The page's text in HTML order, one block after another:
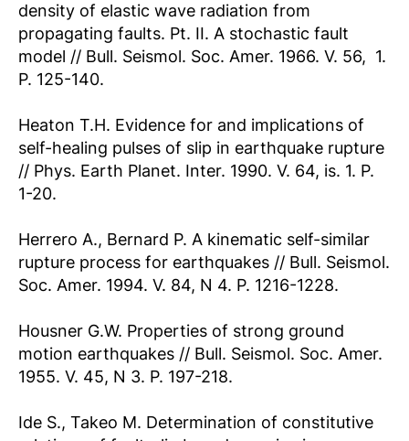
density of elastic wave radiation from
propagating faults. Pt. II. A stochastic fault
model // Bull. Seismol. Soc. Amer. 1966. V. 56,  1.
P. 125-140.
Heaton T.H. Evidence for and implications of
self-healing pulses of slip in earthquake rupture
// Phys. Earth Planet. Inter. 1990. V. 64, is. 1. P.
1-20.
Herrero A., Bernard P. A kinematic self-similar
rupture process for earthquakes // Bull. Seismol.
Soc. Amer. 1994. V. 84, N 4. P. 1216-1228.
Housner G.W. Properties of strong ground
motion earthquakes // Bull. Seismol. Soc. Amer.
1955. V. 45, N 3. P. 197-218.
Ide S., Takeo M. Determination of constitutive